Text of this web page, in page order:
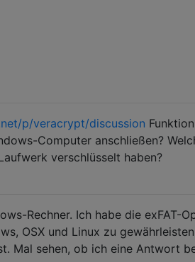
p/veracrypt/discussion
Computer anschließen?
verschlüsselt haben?
Rechner. Ich habe die exFAT-
OSX und Linux zu
Mal sehen, ob ich eine Antwort